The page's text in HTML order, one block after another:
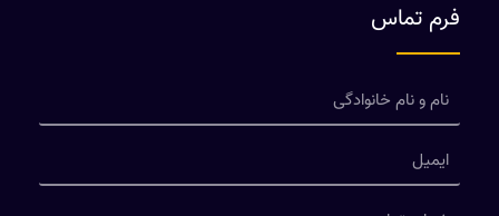
فرم تماس